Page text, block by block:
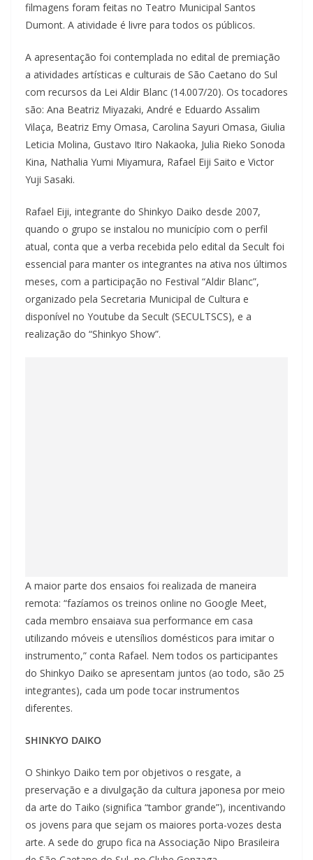
filmagens foram feitas no Teatro Municipal Santos
Dumont. A atividade é livre para todos os públicos.
A apresentação foi contemplada no edital de premiação
a atividades artísticas e culturais de São Caetano do Sul
com recursos da Lei Aldir Blanc (14.007/20). Os tocadores
são: Ana Beatriz Miyazaki, André e Eduardo Assalim
Vilaça, Beatriz Emy Omasa, Carolina Sayuri Omasa, Giulia
Leticia Molina, Gustavo Itiro Nakaoka, Julia Rieko Sonoda
Kina, Nathalia Yumi Miyamura, Rafael Eiji Saito e Victor
Yuji Sasaki.
Rafael Eiji, integrante do Shinkyo Daiko desde 2007,
quando o grupo se instalou no município com o perfil
atual, conta que a verba recebida pelo edital da Secult foi
essencial para manter os integrantes na ativa nos últimos
meses, com a participação no Festival “Aldir Blanc”,
organizado pela Secretaria Municipal de Cultura e
disponível no Youtube da Secult (SECULTSCS), e a
realização do “Shinkyo Show”.
A maior parte dos ensaios foi realizada de maneira
remota: “fazíamos os treinos online no Google Meet,
cada membro ensaiava sua performance em casa
utilizando móveis e utensílios domésticos para imitar o
instrumento,” conta Rafael. Nem todos os participantes
do Shinkyo Daiko se apresentam juntos (ao todo, são 25
integrantes), cada um pode tocar instrumentos
diferentes.
SHINKYO DAIKO
O Shinkyo Daiko tem por objetivos o resgate, a
preservação e a divulgação da cultura japonesa por meio
da arte do Taiko (significa “tambor grande”), incentivando
os jovens para que sejam os maiores porta-vozes desta
arte. A sede do grupo fica na Associação Nipo Brasileira